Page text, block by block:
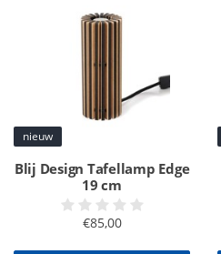
nieuw
Blij Design Tafellamp Edge
19 cm
€85,00